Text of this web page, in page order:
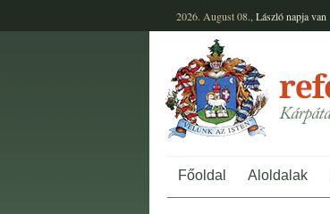
2026. August 08., Lászlónapja van
Főoldal Aloldalak